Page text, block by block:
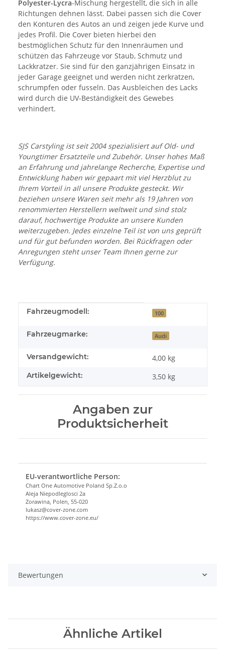
Polyester-Lycra-Mischung hergestellt, die sich in alle
Richtungen dehnen lässt. Dabei passen sich die Cover
den Konturen des Autos an und zeigen jede Kurve und
jedes Profil. Die Cover bieten hierbei den
bestmöglichen Schutz für den Innenräumen und
schützen das Fahrzeuge vor Staub, Schmutz und
Lackkratzer. Sie sind für den ganzjährigen Einsatz in
jeder Garage geeignet und werden nicht zerkratzen,
schrumpfen oder fusseln. Das Ausbleichen des Lacks
wird durch die UV-Beständigkeit des Gewebes
verhindert.
SJS Carstyling ist seit 2004 spezialisiert auf Old- und
Youngtimer Ersatzteile und Zubehör. Unser hohes Maß
an Erfahrung und jahrelange Recherche, Expertise und
Entwicklung haben wir gepaart mit viel Herzblut zu
Ihrem Vorteil in all unsere Produkte gesteckt. Wir
beziehen unsere Waren seit mehr als 19 Jahren von
renommierten Herstellern weltweit und sind stolz
darauf, hochwertige Produkte an unsere Kunden
weiterzugeben. Jedes einzelne Teil ist von uns geprüft
und für gut befunden worden. Bei Rückfragen oder
Anregungen steht unser Team Ihnen gerne zur
Verfügung.
Produkteigenschaft
Wert
Fahrzeugmodell: 100
Fahrzeugmarke: Audi
Versandgewicht: 4,00 kg
Artikelgewicht: 3,50 kg
Angaben zur
Produktsicherheit
EU-verantwortliche Person:
Chart One Automotive Poland Sp.Z.o.o
Aleja Niepodleglosci 2a
Zorawina, Polen, 55-020
lukasz@cover-zone.com
https://www.cover-zone.eu/
Bewertungen
Ähnliche Artikel